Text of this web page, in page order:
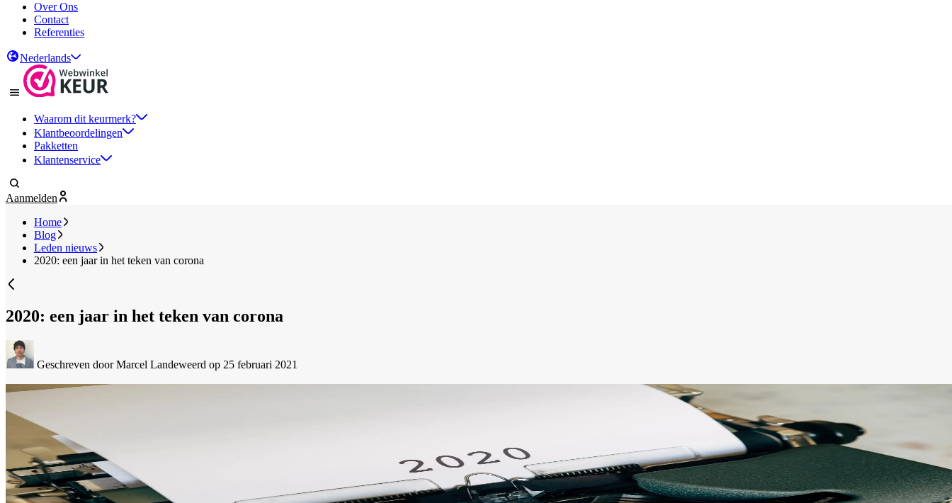
Over Ons
Contact
Referenties
Nederlands
Waarom dit keurmerk?
Klantbeoordelingen
Pakketten
Klantenservice
Aanmelden
Home
Blog
Leden nieuws
2020: een jaar in het teken van corona
2020: een jaar in het teken van corona
Geschreven door Marcel Landeweerd op 25 februari 2021